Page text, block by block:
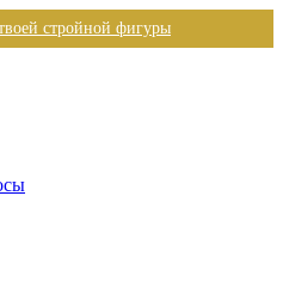
стройной фигуры